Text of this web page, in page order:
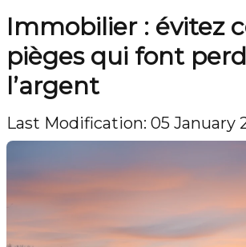
Immobilier : évitez
pièges qui font
l’argent
Last Modification: 05 January